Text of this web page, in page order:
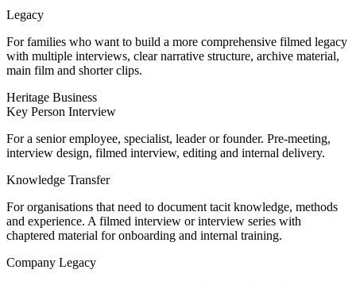
Legacy
For families who want to build a more comprehensive filmed legacy
with multiple interviews, clear narrative structure, archive material,
main film and shorter clips.
Heritage Business
Key Person Interview
For a senior employee, specialist, leader or founder. Pre-meeting,
interview design, filmed interview, editing and internal delivery.
Knowledge Transfer
For organisations that need to document tacit knowledge, methods
and experience. A filmed interview or interview series with
chaptered material for onboarding and internal training.
Company Legacy